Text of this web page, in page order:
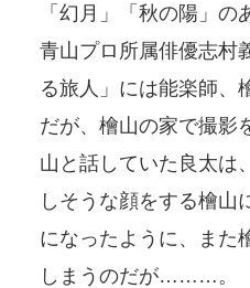
「幻月」「秋の陽」の
青山プロ所属俳優志村
る旅人」には能楽師、
だが、檜山の家で撮影
山と話していた良太は
しそうな顔をする檜山
になったように、また
しまうのだが………。